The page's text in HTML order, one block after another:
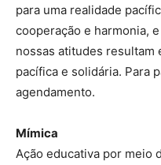
para uma realidade
cooperação e harmonia,
nossas atitudes resultam
pacífica e solidária. Para
agendamento.
Mímica
Ação educativa por meio